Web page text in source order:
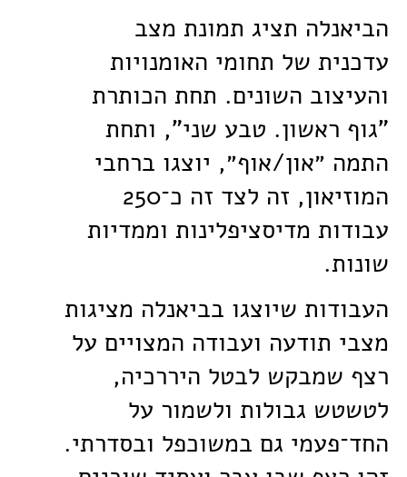
הביאנלה תציג תמונת מצב
עדכנית של תחומי האומנויות
והעיצוב השונים. תחת הכותרת
"גוף ראשון. טבע שני", ותחת
התמה ״און/אוף״, יוצגו ברחבי
המוזיאון, זה לצד זה כ־250
עבודות מדיסציפלינות וממדיות
שונות.
העבודות שיוצגו בביאנלה מציגות
מצבי תודעה ועבודה המצויים על
רצף שמבקש לבטל היררכיה,
לטשטש גבולות ולשמור על
החד־פעמי גם במשוכפל ובסדרתי.